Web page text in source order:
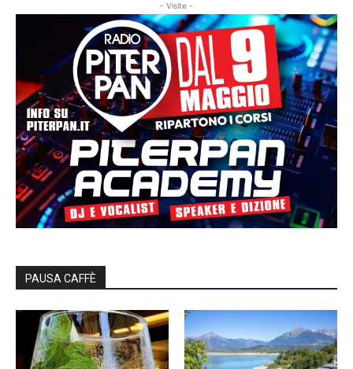
- Visite -
PAUSA CAFFÈ